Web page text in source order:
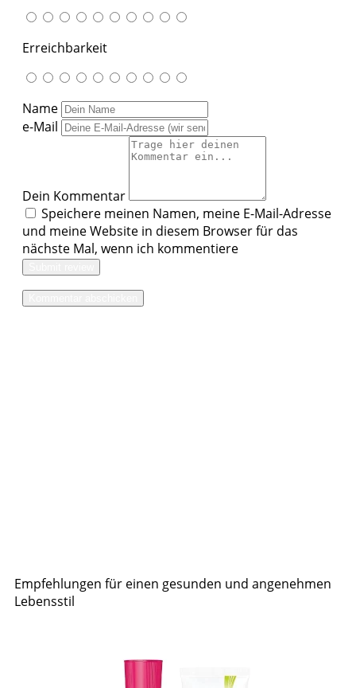
Erreichbarkeit
Name
e-Mail
Dein Kommentar
Speichere meinen Namen, meine E-Mail-Adresse
und meine Website in diesem Browser für das
nächste Mal, wenn ich kommentiere
Empfehlungen für einen gesunden und angenehmen
Lebensstil